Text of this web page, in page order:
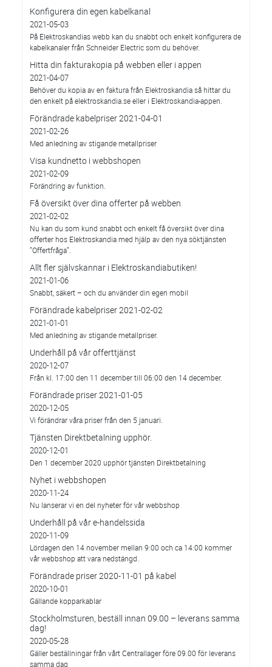
Konfigurera din egen kabelkanal
2021-05-03
På Elektroskandias webb kan du snabbt och enkelt konfigurera de
kabelkanaler från Schneider Electric som du behöver.
Hitta din fakturakopia på webben eller i appen
2021-04-07
Behöver du kopia av en faktura från Elektroskandia så hittar du
den enkelt på elektroskandia.se eller i Elektro­skandia-appen.
Förändrade kabelpriser 2021-04-01
2021-02-26
Med anledning av stigande metallpriser
Visa kundnetto i webbshopen
2021-02-09
Förändring av funktion.
Få översikt över dina offerter på webben
2021-02-02
Nu kan du som kund snabbt och enkelt få översikt över dina
offerter hos Elektroskandia med hjälp av den nya söktjänsten
”Offertfråga”.
Allt fler självskannar i Elektroskandiabutiken!
2021-01-06
Snabbt, säkert – och du använder din egen mobil
Förändrade kabelpriser 2021-02-02
2021-01-01
Med anledning av stigande metallpriser.
Underhåll på vår offerttjänst
2020-12-07
Från kl. 17:00 den 11 december till 06:00 den 14 december.
Förändrade priser 2021-01-05
2020-12-05
Vi förändrar våra priser från den 5 januari.
Tjänsten Direktbetalning upphör.
2020-12-01
Den 1 december 2020 upphör tjänsten Direktbetalning
Nyhet i webbshopen
2020-11-24
Nu lanserar vi en del nyheter för vår webbshop
Underhåll på vår e-handelssida
2020-11-09
Lördagen den 14 november mellan 9:00 och ca 14:00 kommer
vår webbshop att vara nedstängd.
Förändrade priser 2020-11-01 på kabel
2020-10-01
Gällande kopparkablar
Stockholmsturen, beställ innan 09.00 – leverans samma
dag!
2020-05-28
Gäller beställningar från vårt Centrallager före 09.00 för leverans
samma dag